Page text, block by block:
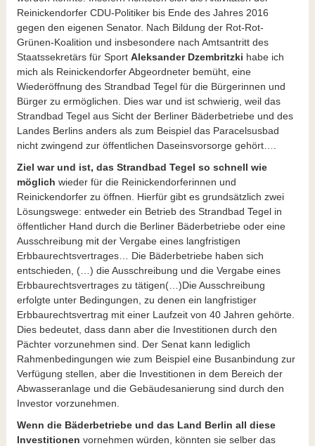
Reinickendorfer CDU-Politiker bis Ende des Jahres 2016
gegen den eigenen Senator. Nach Bildung der Rot-Rot-
Grünen-Koalition und insbesondere nach Amtsantritt des
Staatssekretärs für Sport Aleksander Dzembritzki habe ich
mich als Reinickendorfer Abgeordneter bemüht, eine
Wiederöffnung des Strandbad Tegel für die Bürgerinnen und
Bürger zu ermöglichen. Dies war und ist schwierig, weil das
Strandbad Tegel aus Sicht der Berliner Bäderbetriebe und des
Landes Berlins anders als zum Beispiel das Paracelsusbad
nicht zwingend zur öffentlichen Daseinsvorsorge gehört….
Ziel war und ist, das Strandbad Tegel so schnell wie
möglich wieder für die Reinickendorferinnen und
Reinickendorfer zu öffnen. Hierfür gibt es grundsätzlich zwei
Lösungswege: entweder ein Betrieb des Strandbad Tegel in
öffentlicher Hand durch die Berliner Bäderbetriebe oder eine
Ausschreibung mit der Vergabe eines langfristigen
Erbbaurechtsvertrages… Die Bäderbetriebe haben sich
entschieden, (…) die Ausschreibung und die Vergabe eines
Erbbaurechtsvertrages zu tätigen(…)Die Ausschreibung
erfolgte unter Bedingungen, zu denen ein langfristiger
Erbbaurechtsvertrag mit einer Laufzeit von 40 Jahren gehörte.
Dies bedeutet, dass dann aber die Investitionen durch den
Pächter vorzunehmen sind. Der Senat kann lediglich
Rahmenbedingungen wie zum Beispiel eine Busanbindung zur
Verfügung stellen, aber die Investitionen in dem Bereich der
Abwasseranlage und die Gebäudesanierung sind durch den
Investor vorzunehmen.
Wenn die Bäderbetriebe und das Land Berlin all diese
Investitionen vornehmen würden, könnten sie selber das